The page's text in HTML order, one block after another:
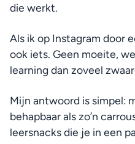
die werkt.
Als ik op Instagram door
ook iets. Geen moeite,
learning dan zoveel
Mijn antwoord is simpel:
behapbaar als zo’n
leersnacks die je in een